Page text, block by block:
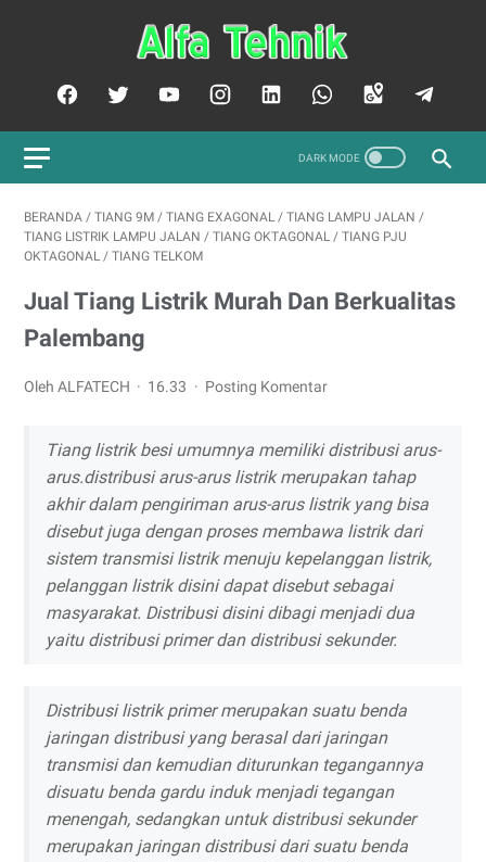
BERANDA / TIANG 9M / TIANG EXAGONAL / TIANG LAMPU JALAN /
TIANG LISTRIK LAMPU JALAN / TIANG OKTAGONAL / TIANG PJU
OKTAGONAL / TIANG TELKOM
Jual Tiang Listrik Murah Dan Berkualitas
Palembang
Oleh ALFATECH 16.33 Posting Komentar
Tiang listrik besi umumnya memiliki distribusi arus-
arus.distribusi arus-arus listrik merupakan tahap
akhir dalam pengiriman arus-arus listrik yang bisa
disebut juga dengan proses membawa listrik dari
sistem transmisi listrik menuju kepelanggan listrik,
pelanggan listrik disini dapat disebut sebagai
masyarakat. Distribusi disini dibagi menjadi dua
yaitu distribusi primer dan distribusi sekunder.
Distribusi listrik primer merupakan suatu benda
jaringan distribusi yang berasal dari jaringan
transmisi dan kemudian diturunkan tegangannya
disuatu benda gardu induk menjadi tegangan
menengah, sedangkan untuk distribusi sekunder
merupakan jaringan distribusi dari suatu benda